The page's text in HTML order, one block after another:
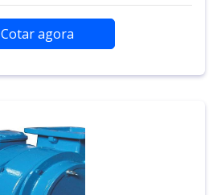
Cotar agora